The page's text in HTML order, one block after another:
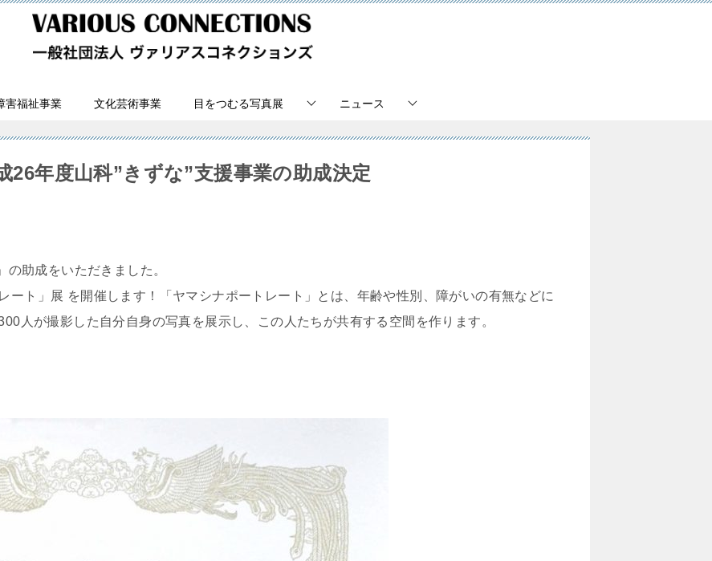
害福祉事業 文化芸術事業 目をつむる写真展 ニュース
26年度山科”きずな”支援事業の助成決定
の助成をいただきました。
ト」展 を開催します！「ヤマシナポートレート」とは、年齢や性別、障がいの有無などに
人が撮影した自分自身の写真を展示し、この人たちが共有する空間を作ります。